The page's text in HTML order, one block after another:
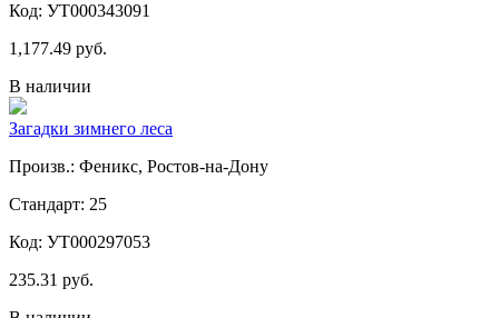
Код: УТ000343091
1,177.49 руб.
В наличии
Загадки зимнего леса
Произв.: Феникс, Ростов-на-Дону
Стандарт: 25
Код: УТ000297053
235.31 руб.